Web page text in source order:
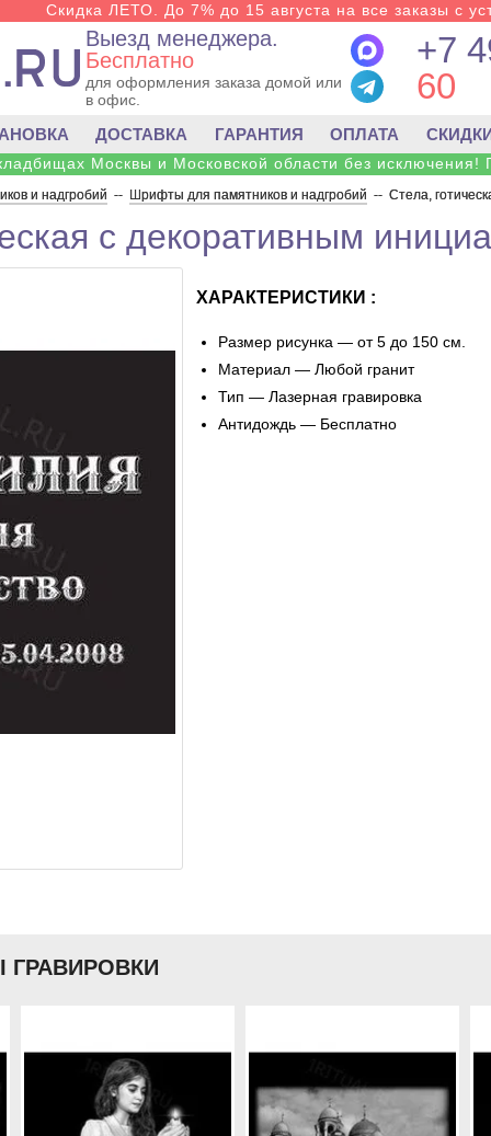
Скидка ЛЕТО. До 7% до 15 августа на все заказы с
Выезд менеджера.
Бесплатно
для оформления заказа домой или
в офис.
+7
60
ДОСТАВКА ГАРАНТИЯ ОПЛАТА
Москвы и Московской области без исключения!
и надгробий -- Шрифты для памятников и надгробий -- Стела,
с декоративным
ХАРАКТЕРИСТИКИ :
Размер рисунка — от 5 до 150 см.
Материал — Любой гранит
Тип — Лазерная гравировка
Антидождь — Бесплатно
ГРАВИРОВКИ